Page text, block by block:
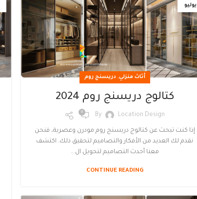
يوليو
أثاث منزلي, دريسنج روم
كتالوج دريسنج روم 2024
By Location Design
0
إذا كنت تبحث عن كتالوج دريسنج روم مودرن وعصرية، فنحن
نقدم لك العديد من الأفكار والتصاميم لتحقيق ذلك. اكتشف
معنا أحدث التصاميم لتحويل ال...
CONTINUE READING